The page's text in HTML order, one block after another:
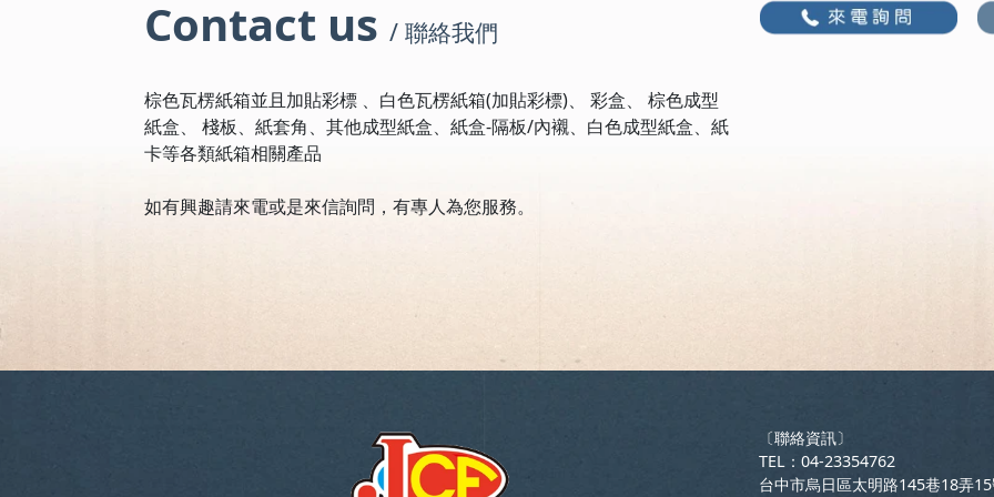
Contact us / 聯絡我們
棕色瓦楞紙箱並且加貼彩標 、白色瓦楞紙箱(加貼彩標)、 彩盒、 棕色成型
紙盒、 棧板、紙套角、其他成型紙盒、紙盒-隔板/內襯、白色成型紙盒、紙
卡等各類紙箱相關產品
如有興趣請來電或是來信詢問，有專人為您服務。
〔聯絡資訊〕
TEL：04-23354762
台中市烏日區太明路145巷18弄